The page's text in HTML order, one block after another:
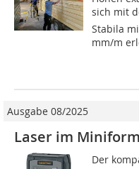
sich mit
Stabila
mm/m
Ausgabe 08/2025
Laser im
Der